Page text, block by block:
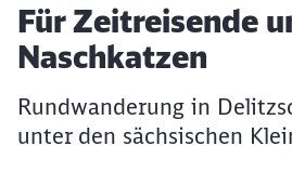
Artikel:
Für Zeitreisende
Naschkatzen
Rundwanderung in
unter den sächsischen